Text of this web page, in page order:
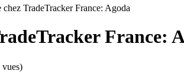
TradeTracker France: Agoda
France: